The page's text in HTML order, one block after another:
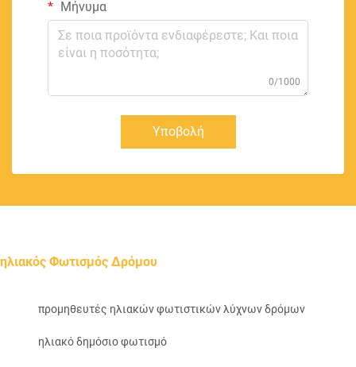
Μήνυμα
0/1000
Υποβολή
ηλιακός Φωτισμός Δρόμου
προμηθευτές ηλιακών φωτιστικών λύχνων δρόμων
ηλιακό δημόσιο φωτισμό